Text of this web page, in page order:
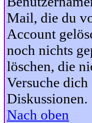
Mail, die du
Account
noch nichts
löschen, die
Versuche
Diskussionen.
Nach oben